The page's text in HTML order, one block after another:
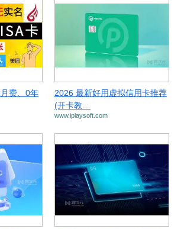
费、0年
2026 最新好用虚拟信用卡推荐
(开卡教…
www.iplaysoft.com